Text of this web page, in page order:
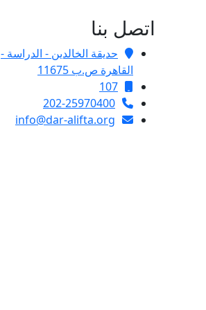
اتصل بنا
حديقة الخالدين - الدراسة -
القاهرة ص.ب 11675
107
202-25970400
info@dar-alifta.org